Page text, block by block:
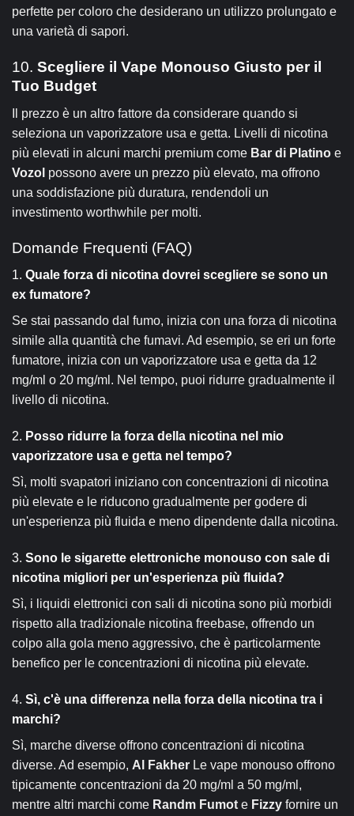
perfette per coloro che desiderano un utilizzo prolungato e
una varietà di sapori.
10. Scegliere il Vape Monouso Giusto per il
Tuo Budget
Il prezzo è un altro fattore da considerare quando si
seleziona un vaporizzatore usa e getta. Livelli di nicotina
più elevati in alcuni marchi premium come Bar di Platino e
Vozol possono avere un prezzo più elevato, ma offrono
una soddisfazione più duratura, rendendoli un
investimento worthwhile per molti.
Domande Frequenti (FAQ)
1. Quale forza di nicotina dovrei scegliere se sono un
ex fumatore?
Se stai passando dal fumo, inizia con una forza di nicotina
simile alla quantità che fumavi. Ad esempio, se eri un forte
fumatore, inizia con un vaporizzatore usa e getta da 12
mg/ml o 20 mg/ml. Nel tempo, puoi ridurre gradualmente il
livello di nicotina.
2. Posso ridurre la forza della nicotina nel mio
vaporizzatore usa e getta nel tempo?
Sì, molti svapatori iniziano con concentrazioni di nicotina
più elevate e le riducono gradualmente per godere di
un'esperienza più fluida e meno dipendente dalla nicotina.
3. Sono le sigarette elettroniche monouso con sale di
nicotina migliori per un'esperienza più fluida?
Sì, i liquidi elettronici con sali di nicotina sono più morbidi
rispetto alla tradizionale nicotina freebase, offrendo un
colpo alla gola meno aggressivo, che è particolarmente
benefico per le concentrazioni di nicotina più elevate.
4. Sì, c'è una differenza nella forza della nicotina tra i
marchi?
Sì, marche diverse offrono concentrazioni di nicotina
diverse. Ad esempio, Al Fakher Le vape monouso offrono
tipicamente concentrazioni da 20 mg/ml a 50 mg/ml,
mentre altri marchi come Randm Fumot e Fizzy fornire un